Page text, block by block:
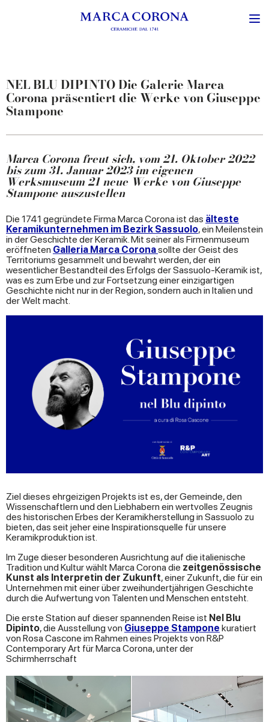
NEL BLU DIPINTO Die Galerie Marca
Corona präsentiert die Werke von Giuseppe
Stampone
Marca Corona freut sich, vom 21. Oktober 2022
bis zum 31. Januar 2023 im eigenen
Werksmuseum 21 neue Werke von Giuseppe
Stampone auszustellen
Die 1741 gegründete Firma Marca Corona ist das älteste
Keramikunternehmen im Bezirk Sassuolo, ein Meilenstein
in der Geschichte der Keramik. Mit seiner als Firmenmuseum
eröffneten Galleria Marca Coronasollte der Geist des
Territoriums gesammelt und bewahrt werden, der ein
wesentlicher Bestandteil des Erfolgs der Sassuolo-Keramik ist,
was es zum Erbe und zur Fortsetzung einer einzigartigen
Geschichte nicht nur in der Region, sondern auch in Italien und
der Welt macht.
Ziel dieses ehrgeizigen Projekts ist es, der Gemeinde, den
Wissenschaftlern und den Liebhabern ein wertvolles Zeugnis
des historischen Erbes der Keramikherstellung in Sassuolo zu
bieten, das seit jeher eine Inspirationsquelle für unsere
Keramikproduktion ist.
Im Zuge dieser besonderen Ausrichtung auf die italienische
Tradition und Kultur wählt Marca Corona die zeitgenössische
Kunst als Interpretin der Zukunft, einer Zukunft, die für ein
Unternehmen mit einer über zweihundertjährigen Geschichte
durch die Aufwertung von Talenten und Menschen entsteht.
Die erste Station auf dieser spannenden Reise ist Nel Blu
Dipinto, die Ausstellung von Giuseppe Stampone kuratiert
von Rosa Cascone im Rahmen eines Projekts von R&P
Contemporary Art für Marca Corona, unter der
Schirmherrschaft